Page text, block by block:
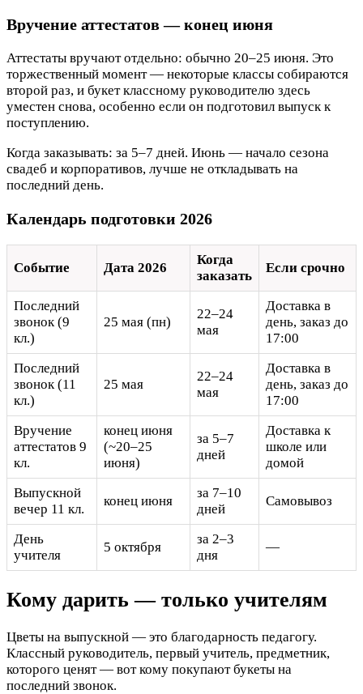
Вручение аттестатов — конец июня
Аттестаты вручают отдельно: обычно 20–25 июня. Это
торжественный момент — некоторые классы собираются
второй раз, и букет классному руководителю здесь
уместен снова, особенно если он подготовил выпуск к
поступлению.
Когда заказывать: за 5–7 дней. Июнь — начало сезона
свадеб и корпоративов, лучше не откладывать на
последний день.
Календарь подготовки 2026
Событие Дата 2026
Когда
заказать
Если срочно
Последний
звонок (9
кл.)
25 мая (пн)
22–24
мая
Доставка в
день, заказ до
17:00
Последний
звонок (11
кл.)
25 мая
22–24
мая
Доставка в
день, заказ до
17:00
Вручение
аттестатов 9
кл.
конец июня
(~20–25
июня)
за 5–7
дней
Доставка к
школе или
домой
Выпускной
вечер 11 кл.
конец июня
за 7–10
дней
Самовывоз
День
учителя
5 октября
за 2–3
дня
—
Кому дарить — только учителям
Цветы на выпускной — это благодарность педагогу.
Классный руководитель, первый учитель, предметник,
которого ценят — вот кому покупают букеты на
последний звонок.